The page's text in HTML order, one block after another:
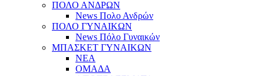
ΠΟΛΟ ΑΝΔΡΩΝ
News Πολο Ανδρών
ΠΟΛΟ ΓΥΝΑΙΚΩΝ
News Πόλο Γυναικών
ΜΠΑΣΚΕΤ ΓΥΝΑΙΚΩΝ
ΝΕΑ
ΟΜΑΔΑ